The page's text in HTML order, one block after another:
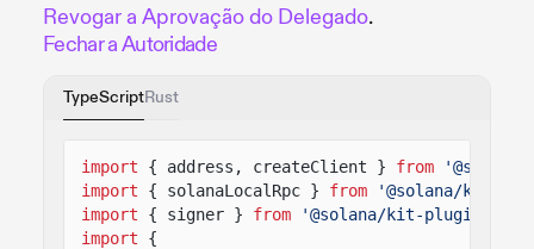
Revogar a Aprovação do Delegado.
Fechar a Autoridade
TypeScriptRust
import { address, createClient } from
import
{ solanaLocalRpc } from
'@solana/kit-
import
{ signer } from
'@solana/kit-plugin-
import
{